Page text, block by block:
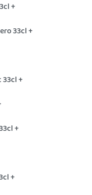
+
33cl +
+
+
+